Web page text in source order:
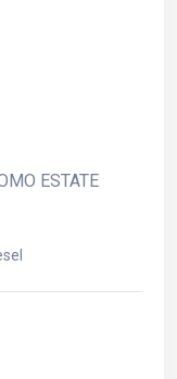
ESTATE